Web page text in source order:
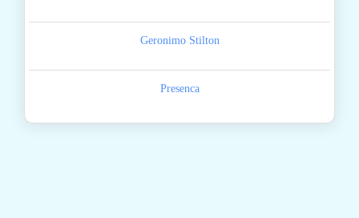
Geronimo Stilton
Presenca